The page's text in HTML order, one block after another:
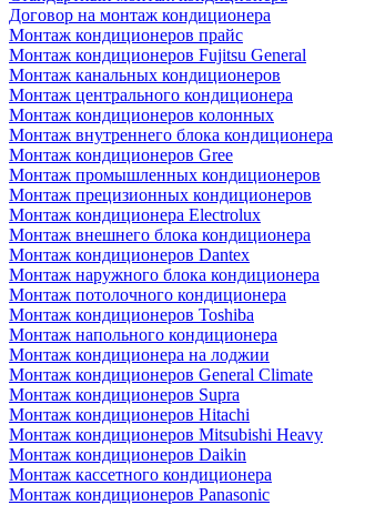
Договор на монтаж кондиционера
Монтаж кондиционеров прайс
Монтаж кондиционеров Fujitsu General
Монтаж канальных кондиционеров
Монтаж центрального кондиционера
Монтаж кондиционеров колонных
Монтаж внутреннего блока кондиционера
Монтаж кондиционеров Gree
Монтаж промышленных кондиционеров
Монтаж прецизионных кондиционеров
Монтаж кондиционера Electrolux
Монтаж внешнего блока кондиционера
Монтаж кондиционеров Dantex
Монтаж наружного блока кондиционера
Монтаж потолочного кондиционера
Монтаж кондиционеров Toshiba
Монтаж напольного кондиционера
Монтаж кондиционера на лоджии
Монтаж кондиционеров General Climate
Монтаж кондиционеров Supra
Монтаж кондиционеров Hitachi
Монтаж кондиционеров Mitsubishi Heavy
Монтаж кондиционеров Daikin
Монтаж кассетного кондиционера
Монтаж кондиционеров Panasonic